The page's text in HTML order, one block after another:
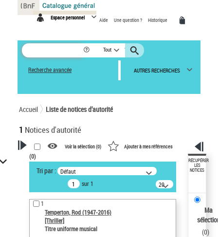
Espace personnel Aide Une question ? Historique
Tout
Recherche avancée AUTRES RECHERCHES
Accueil Liste de notices d’autorité
1 Notices d'autorité
VOTRE RECHERCHE
Recherche avancée dans les
notices d’autorité
Œuvres liées à l'auteur :
Temperton, Rod (1947-2016)
Auteur d’œuvre
Voir la sélection (0) Ajouter à mes références
(0)
Tri par : Défaut
sur 1
20
résultats/page
1
Temperton, Rod (1947-2016)
[Thriller]
Titre uniforme musical
RÉCUPÉRER
LES
NOTICES
Ma
(0)
Panneau de gestion des cookies